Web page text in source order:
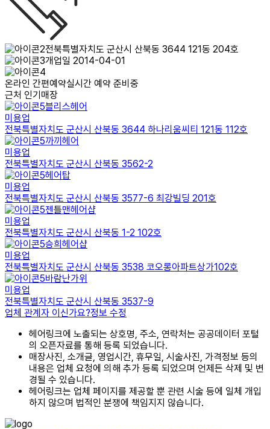
전북특별자치도 군산시 산북동 3644 121동 204호
개업일 2014-04-01
온라인 간편예약실시간 예약 준비중
근처 인기매장
블리스헤어
미용업
전북특별자치도 군산시 산북동 3644 하나리움씨티 121동 112호
까끼헤어
미용업
전북특별자치도 군산시 산북동 3562-2
헤어탑
미용업
전북특별자치도 군산시 산북동 3577-6 최강빌딩 201호
젠틀맨헤어샵
미용업
전북특별자치도 군산시 산북동 1-2 102호
승희헤어샵
미용업
전북특별자치도 군산시 산북동 3538 코오롱아파트상가102호
바람난가위
미용업
전북특별자치도 군산시 산북동 3537-9
업체 관계자 이신가요?정보 수정
헤어링크에 노출되는 상호명, 주소, 연락처는 공공데이터 포털
의 오픈자료를 통해 등록 되었습니다.
매장사진, 소개글, 영업시간, 휴무일, 시술사진, 가격정보 등의
내용은 업체 요청에 의해 추가 등록 되었으며 언제든 삭제 및 변
경될 수 있습니다.
헤어링크는 업체 페이지를 제공할 뿐 관련 시술 등에 일체 개입
하지 않으며 법적인 분쟁에 책임지지 않습니다.